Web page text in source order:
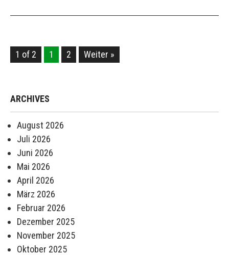
1 of 2 1 2 Weiter »
ARCHIVES
August 2026
Juli 2026
Juni 2026
Mai 2026
April 2026
März 2026
Februar 2026
Dezember 2025
November 2025
Oktober 2025